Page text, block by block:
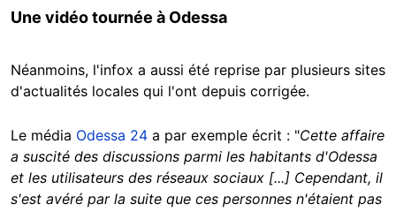
Une vidéo tournée à Odessa
Néanmoins, l'infox a aussi été reprise par plusieurs sites
d'actualités locales qui l'ont depuis corrigée.
Le média Odessa 24 a par exemple écrit : "Cette affaire
a suscité des discussions parmi les habitants d'Odessa
et les utilisateurs des réseaux sociaux [...] Cependant, il
s'est avéré par la suite que ces personnes n'étaient pas